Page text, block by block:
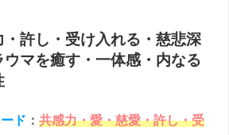
許し・受け入れる・慈悲深
ウマを癒す・一体感・内なる
ド ： 共感力・愛・慈愛・許し・受